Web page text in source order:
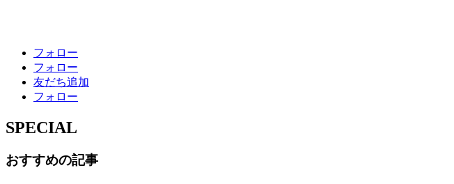
フォロー
フォロー
友だち追加
フォロー
SPECIAL
おすすめの記事